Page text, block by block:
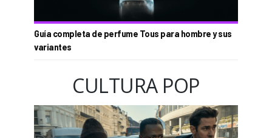
Guía completa de perfume Tous para hombre y sus
variantes
CULTURA POP